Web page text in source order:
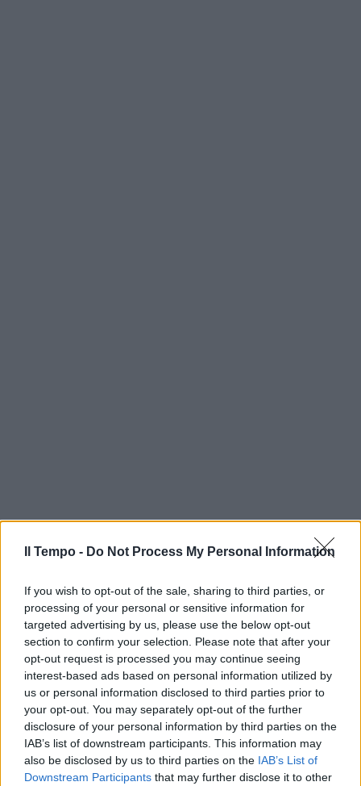
Il Tempo - Do Not Process My Personal Information
If you wish to opt-out of the sale, sharing to third parties, or
processing of your personal or sensitive information for
targeted advertising by us, please use the below opt-out
section to confirm your selection. Please note that after your
opt-out request is processed you may continue seeing
interest-based ads based on personal information utilized by
us or personal information disclosed to third parties prior to
your opt-out. You may separately opt-out of the further
disclosure of your personal information by third parties on the
IAB’s list of downstream participants. This information may
also be disclosed by us to third parties on the IAB’s List of
Downstream Participants that may further disclose it to other
In evidenza